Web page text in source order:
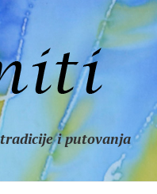
i putovanja